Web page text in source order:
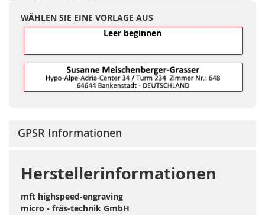
WÄHLEN SIE EINE VORLAGE AUS
Leer beginnen
GPSR Informationen
Herstellerinformationen
mft highspeed-engraving
micro - fräs-technik GmbH